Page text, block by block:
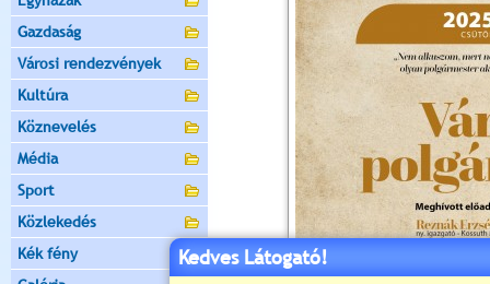
Gazdaság
Városi rendezvények
Kultúra
Köznevelés
Média
Sport
Közlekedés
Kék fény
Kedves Látogató!